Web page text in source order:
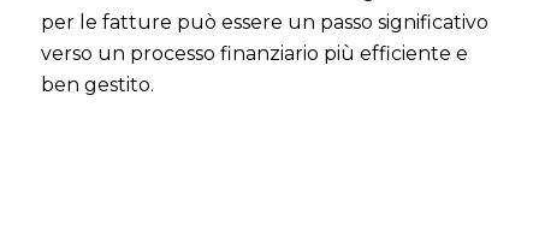
per le fatture può essere un passo significativo
verso un processo finanziario più efficiente e
ben gestito.